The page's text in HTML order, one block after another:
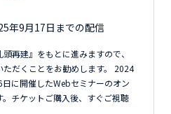
年9月17日までの配信
再建』をもとに進みますので、
ただくことをお勧めします。 2024
に開催したWebセミナーのオン
。チケットご購入後、すぐご視聴